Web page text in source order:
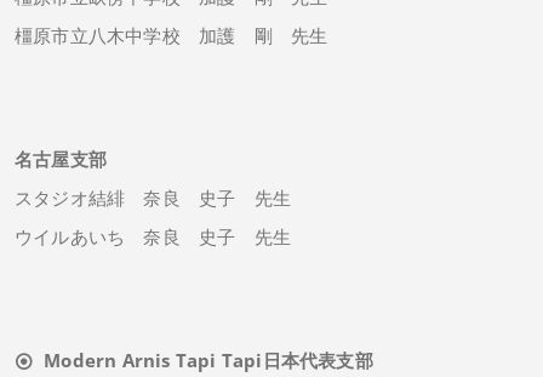
橿原市立八木中学校 加護 剛 先生
名古屋支部
スタジオ結緋 奈良 史子 先生
ウイルあいち 奈良 史子 先生
Modern Arnis Tapi Tapi日本代表支部